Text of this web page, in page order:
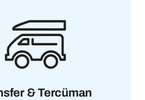
& Tercüman